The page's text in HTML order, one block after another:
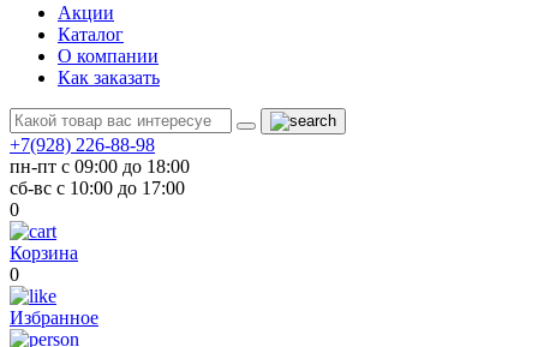
Акции
Каталог
О компании
Как заказать
+7(928) 226-88-98
пн-пт с 09:00 до 18:00
сб-вс с 10:00 до 17:00
0
Корзина
0
Избранное